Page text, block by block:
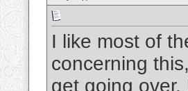
I like most of
concerning
get going over.